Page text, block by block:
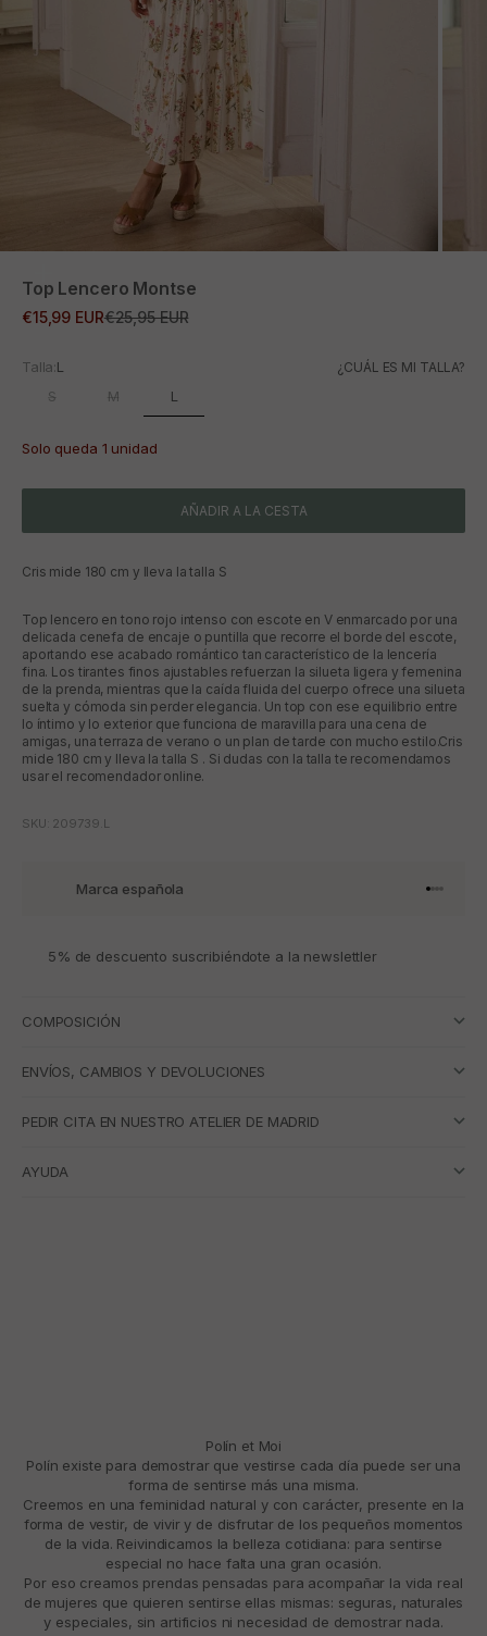
Top Lencero Montse
Precio de oferta
€15,99 EURPrecio normal
€25,95 EUR
Talla:L ¿CUÁL ES MI TALLA?
S M L
Solo queda 1 unidad
AÑADIR A LA CESTA
Cris mide 180 cm y lleva la talla S
Top lencero en tono rojo intenso con escote en V enmarcado por una
delicada cenefa de encaje o puntilla que recorre el borde del escote,
aportando ese acabado romántico tan característico de la lencería
fina. Los tirantes finos ajustables refuerzan la silueta ligera y femenina
de la prenda, mientras que la caída fluida del cuerpo ofrece una silueta
suelta y cómoda sin perder elegancia. Un top con ese equilibrio entre
lo íntimo y lo exterior que funciona de maravilla para una cena de
amigas, una terraza de verano o un plan de tarde con mucho estilo.Cris
mide 180 cm y lleva la talla S . Si dudas con la talla te recomendamos
usar el recomendador online.
SKU: 209739.L
Marca española Ir al
Ir al
Ir al
Ir al
5% de descuento suscribiéndote a la newslettler
COMPOSICIÓN
ENVÍOS, CAMBIOS Y DEVOLUCIONES
PEDIR CITA EN NUESTRO ATELIER DE MADRID
AYUDA
Polín et Moi
Polín existe para demostrar que vestirse cada día puede ser una
forma de sentirse más una misma.
Creemos en una feminidad natural y con carácter, presente en la
forma de vestir, de vivir y de disfrutar de los pequeños momentos
de la vida. Reivindicamos la belleza cotidiana: para sentirse
especial no hace falta una gran ocasión.
Por eso creamos prendas pensadas para acompañar la vida real
de mujeres que quieren sentirse ellas mismas: seguras, naturales
y especiales, sin artificios ni necesidad de demostrar nada.